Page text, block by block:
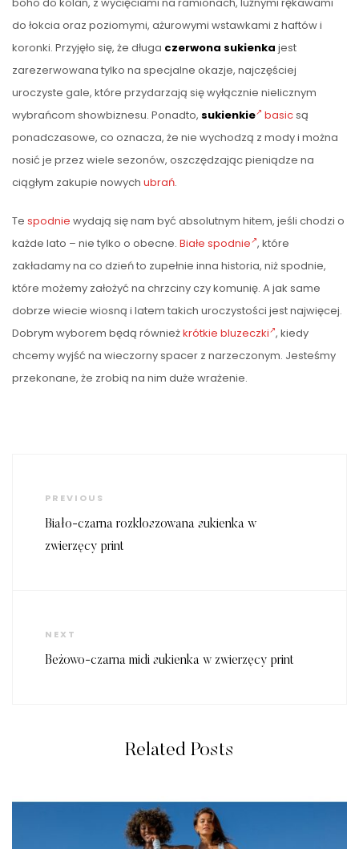
do łokcia oraz poziomymi, ażurowymi wstawkami z haftów i
koronki. Przyjęło się, że długa czerwona sukienka jest
zarezerwowana tylko na specjalne okazje, najczęściej
uroczyste gale, które przydarzają się wyłącznie nielicznym
wybrańcom showbiznesu. Ponadto, sukienkie basicsą
ponadczasowe, co oznacza, że nie wychodzą z mody i można
nosić je przez wiele sezonów, oszczędzając pieniądze na
ciągłym zakupie nowych ubrań.
Te spodnie wydają się nam być absolutnym hitem, jeśli chodzi o
każde lato – nie tylko o obecne. Białe spodnie , które
zakładamy na co dzień to zupełnie inna historia, niż spodnie,
które możemy założyć na chrzciny czy komunię. A jak same
dobrze wiecie wiosną i latem takich uroczystości jest najwięcej.
Dobrym wyborem będą równieżkrótkie bluzeczki , kiedy
chcemy wyjść na wieczorny spacer z narzeczonym. Jesteśmy
przekonane, że zrobią na nim duże wrażenie.
wpisu
Previous
Post
PREVIOUS
Biało-czarna rozkloszowana sukienka w
zwierzęcy print
Next
Post
NEXT
Beżowo-czarna midi sukienka w zwierzęcy print
Related Posts